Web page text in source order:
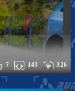
326
143
7